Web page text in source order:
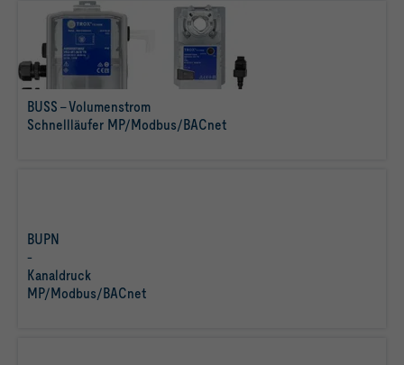
BUSS - Volumenstrom
Schnellläufer MP/Modbus/BACnet
BUPN
-
Kanaldruck
MP/Modbus/BACnet
mehr